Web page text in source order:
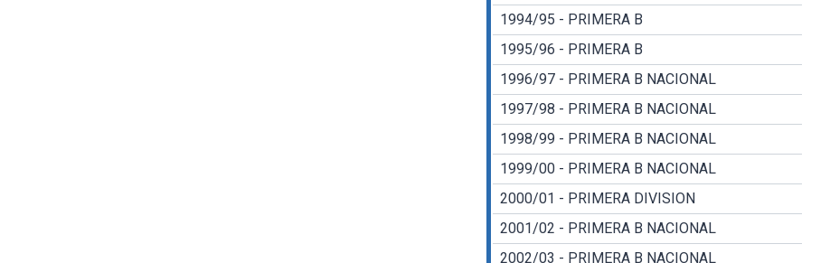
1994/95 - PRIMERA B
1995/96 - PRIMERA B
1996/97 - PRIMERA B NACIONAL
1997/98 - PRIMERA B NACIONAL
1998/99 - PRIMERA B NACIONAL
1999/00 - PRIMERA B NACIONAL
2000/01 - PRIMERA DIVISION
2001/02 - PRIMERA B NACIONAL
2002/03 - PRIMERA B NACIONAL